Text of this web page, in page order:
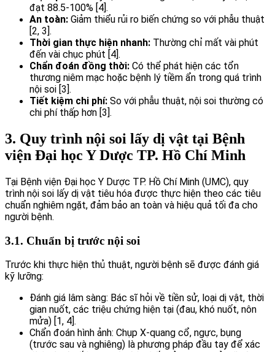
đạt 88.5-100% [4].
An toàn: Giảm thiểu rủi ro biến chứng so với phẫu thuật
[2, 3].
Thời gian thực hiện nhanh: Thường chỉ mất vài phút
đến vài chục phút [4].
Chẩn đoán đồng thời: Có thể phát hiện các tổn
thương niêm mạc hoặc bệnh lý tiềm ẩn trong quá trình
nội soi [3].
Tiết kiệm chi phí: So với phẫu thuật, nội soi thường có
chi phí thấp hơn [3].
3. Quy trình nội soi lấy dị vật tại Bệnh
viện Đại học Y Dược TP. Hồ Chí Minh
Tại Bệnh viện Đại học Y Dược TP. Hồ Chí Minh (UMC), quy
trình nội soi lấy dị vật tiêu hóa được thực hiện theo các tiêu
chuẩn nghiêm ngặt, đảm bảo an toàn và hiệu quả tối đa cho
người bệnh.
3.1. Chuẩn bị trước nội soi
Trước khi thực hiện thủ thuật, người bệnh sẽ được đánh giá
kỹ lưỡng:
Đánh giá lâm sàng: Bác sĩ hỏi về tiền sử, loại dị vật, thời
gian nuốt, các triệu chứng hiện tại (đau, khó nuốt, nôn
mửa) [1, 4].
Chẩn đoán hình ảnh: Chụp X-quang cổ, ngực, bụng
(trước sau và nghiêng) là phương pháp đầu tay để xác